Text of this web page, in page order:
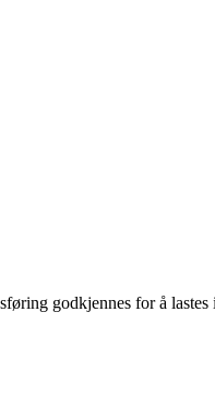
godkjennes for å lastes